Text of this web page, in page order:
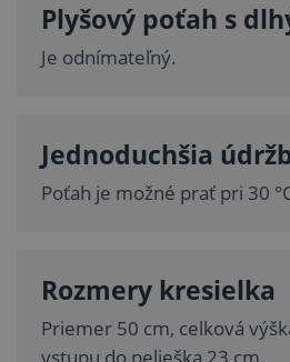
Plyšový poťah s
Je odnímateľný.
Jednoduchšia
Poťah je možné prať pri 30
Rozmery kresielka
Priemer 50 cm, celková